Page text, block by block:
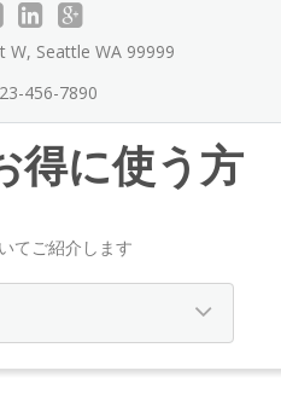
W, Seattle WA 99999
456-7890
得に使う方
てご紹介します